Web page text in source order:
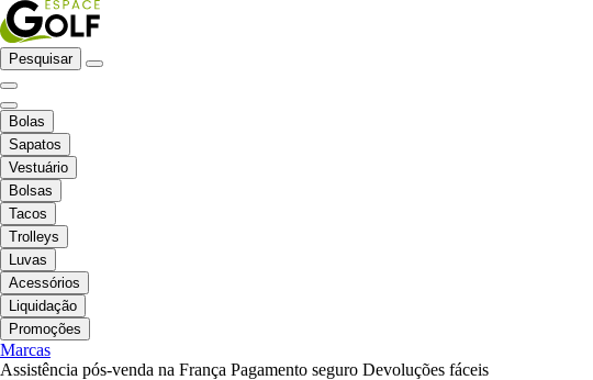
Pesquisar
Bolas
Sapatos
Vestuário
Bolsas
Tacos
Trolleys
Luvas
Acessórios
Liquidação
Promoções
Marcas
Assistência pós-venda na França Pagamento seguro Devoluções fáceis